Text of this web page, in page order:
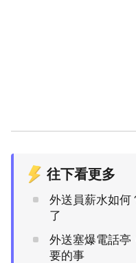
往下看更多
外送員薪水如何
了
外送塞爆電話亭
要的事